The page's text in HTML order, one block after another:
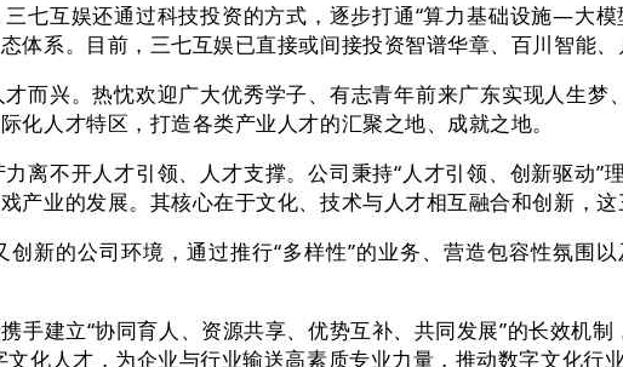
互娱还通过科技投资的方式，逐步打通“算力基础设施—大模
体系。目前，三七互娱已直接或间接投资智谱华章、百川智能
兴。热忱欢迎广大优秀学子、有志青年前来广东实现人生梦
化人才特区，打造各类产业人才的汇聚之地、成就之地。
不开人才引领、人才支撑。公司秉持“人才引领、创新驱动”
产业的发展。其核心在于文化、技术与人才相互融合和创新，
的公司环境，通过推行“多样性”的业务、营造包容性氛围
立“协同育人、资源共享、优势互补、共同发展”的长效机制
化人才，为企业与行业输送高素质专业力量，推动数字文化行业